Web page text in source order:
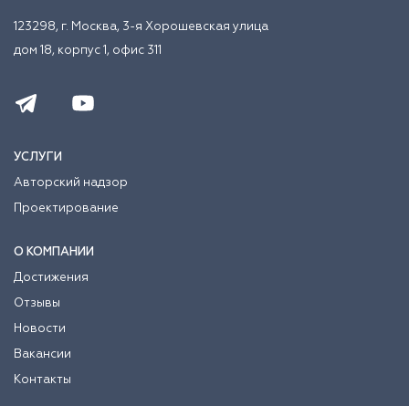
123298, г. Москва, 3-я Хорошевская улица
дом 18, корпус 1, офис 311
УСЛУГИ
Авторский надзор
Проектирование
О КОМПАНИИ
Достижения
Отзывы
Новости
Вакансии
Контакты